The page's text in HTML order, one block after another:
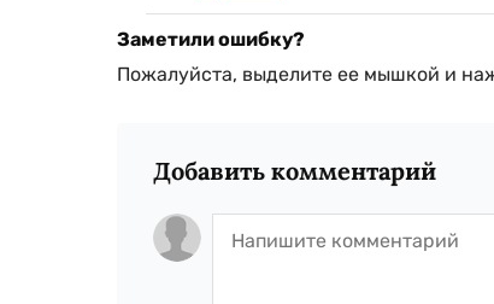
Заметили ошибку?
Пожалуйста, выделите ее мышкой и
Добавить комментарий